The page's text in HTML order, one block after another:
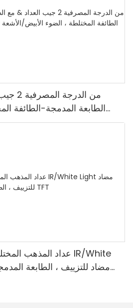
الطابعة المدمجة-الطائفة
الأشعة تحت الحمراء/